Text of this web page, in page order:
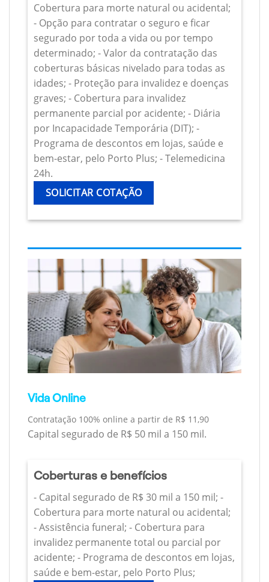
Cobertura para morte natural ou acidental;
- Opção para contratar o seguro e ficar
segurado por toda a vida ou por tempo
determinado; - Valor da contratação das
coberturas básicas nivelado para todas as
idades; - Proteção para invalidez e doenças
graves; - Cobertura para invalidez
permanente parcial por acidente; - Diária
por Incapacidade Temporária (DIT); -
Programa de descontos em lojas, saúde e
bem-estar, pelo Porto Plus; - Telemedicina
24h.
SOLICITAR COTAÇÃO
Vida Online
Contratação 100% online a partir de R$ 11,90
Capital segurado de R$ 50 mil a 150 mil.
Coberturas e benefícios
- Capital segurado de R$ 30 mil a 150 mil; -
Cobertura para morte natural ou acidental;
- Assistência funeral; - Cobertura para
invalidez permanente total ou parcial por
acidente; - Programa de descontos em lojas,
saúde e bem-estar, pelo Porto Plus;